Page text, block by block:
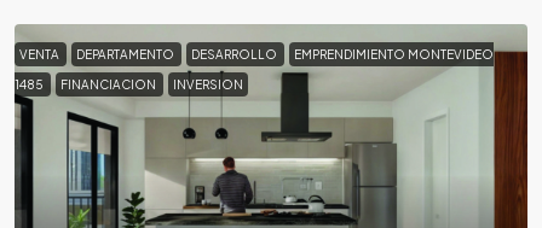
VENTA DEPARTAMENTO DESARROLLO EMPRENDIMIENTO MONTEVIDEO
1485 FINANCIACION INVERSION